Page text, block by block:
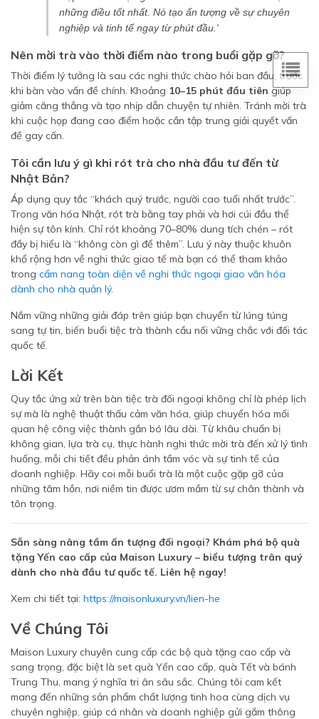
những điều tốt nhất. Nó tạo ấn tượng về sự chuyên
nghiệp và tinh tế ngay từ phút đầu.'
Nên mời trà vào thời điểm nào trong buổi gặp gỡ?
Thời điểm lý tưởng là sau các nghi thức chào hỏi ban đầu, trước
khi bàn vào vấn đề chính. Khoảng 10–15 phút đầu tiên giúp
giảm căng thẳng và tạo nhịp dẫn chuyện tự nhiên. Tránh mời trà
khi cuộc họp đang cao điểm hoặc cần tập trung giải quyết vấn
đề gay cấn.
Tôi cần lưu ý gì khi rót trà cho nhà đầu tư đến từ
Nhật Bản?
Áp dụng quy tắc “khách quý trước, người cao tuổi nhất trước”.
Trong văn hóa Nhật, rót trà bằng tay phải và hơi cúi đầu thể
hiện sự tôn kính. Chỉ rót khoảng 70–80% dung tích chén – rót
đầy bị hiểu là “không còn gì để thêm”. Lưu ý này thuộc khuôn
khổ rộng hơn về nghi thức giao tế mà bạn có thể tham khảo
trong cẩm nang toàn diện về nghi thức ngoại giao văn hóa
dành cho nhà quản lý.
Nắm vững những giải đáp trên giúp bạn chuyển từ lúng túng
sang tự tin, biến buổi tiệc trà thành cầu nối vững chắc với đối tác
quốc tế.
Lời Kết
Quy tắc ứng xử trên bàn tiệc trà đối ngoại không chỉ là phép lịch
sự mà là nghệ thuật thấu cảm văn hóa, giúp chuyển hóa mối
quan hệ công việc thành gắn bó lâu dài. Từ khâu chuẩn bị
không gian, lựa trà cụ, thực hành nghi thức mời trà đến xử lý tình
huống, mỗi chi tiết đều phản ánh tầm vóc và sự tinh tế của
doanh nghiệp. Hãy coi mỗi buổi trà là một cuộc gặp gỡ của
những tâm hồn, nơi niềm tin được ươm mầm từ sự chân thành và
tôn trọng.
Sẵn sàng nâng tầm ấn tượng đối ngoại? Khám phá bộ quà
tặng Yến cao cấp của Maison Luxury – biểu tượng trân quý
dành cho nhà đầu tư quốc tế. Liên hệ ngay!
Xem chi tiết tại: https://maisonluxury.vn/lien-he
Về Chúng Tôi
Maison Luxury chuyên cung cấp các bộ quà tặng cao cấp và
sang trọng, đặc biệt là set quà Yến cao cấp, quà Tết và bánh
Trung Thu, mang ý nghĩa tri ân sâu sắc. Chúng tôi cam kết
mang đến những sản phẩm chất lượng tinh hoa cùng dịch vụ
chuyên nghiệp, giúp cá nhân và doanh nghiệp gửi gắm thông